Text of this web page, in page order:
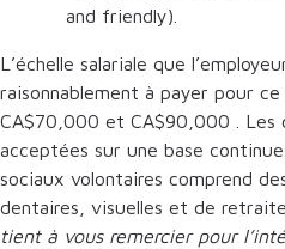
and friendly).
L’échelle salariale que
raisonnablement à payer pour
CA$70,000 et CA$90,000
.
acceptées sur une base
sociaux volontaires comprend
dentaires, visuelles et de retraite.
tient à vous remercier pour